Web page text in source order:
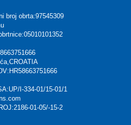
u turizmu
Jakopec
Donja Voća,CROATIA
01/15-01/1
excursions.com
05/-15-2